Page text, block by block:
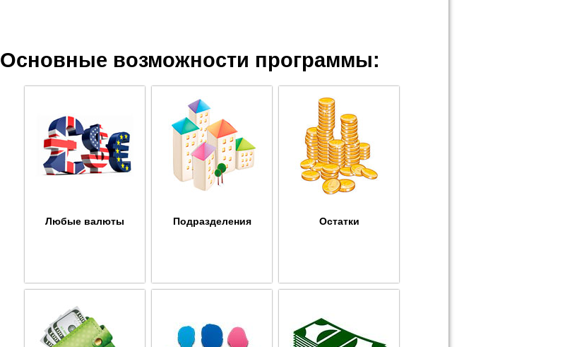
Основные возможности программы:
Любые валюты Подразделения Остатки